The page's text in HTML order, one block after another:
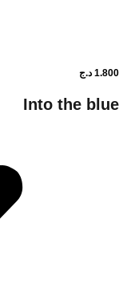
Into